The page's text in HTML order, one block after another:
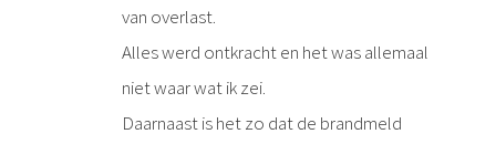
van overlast.
Alles werd ontkracht en het was allemaal
niet waar wat ik zei.
Daarnaast is het zo dat de brandmeld